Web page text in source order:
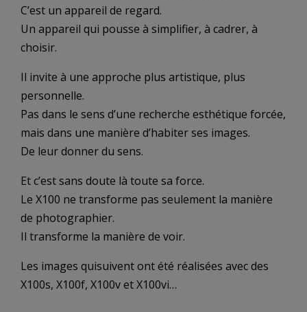
C’est un appareil de regard.
Un appareil qui pousse à simplifier, à cadrer, à
choisir.
Il invite à une approche plus artistique, plus
personnelle.
Pas dans le sens d’une recherche esthétique forcée,
mais dans une manière d’habiter ses images.
De leur donner du sens.
Et c’est sans doute là toute sa force.
Le X100 ne transforme pas seulement la manière
de photographier.
Il transforme la manière de voir.
Les images quisuivent ont été réalisées avec des
X100s, X100f, X100v et X100vi…